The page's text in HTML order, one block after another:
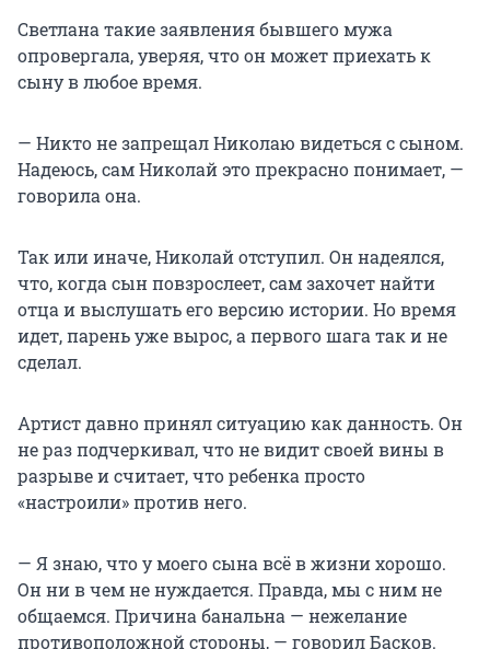
Светлана такие заявления бывшего мужа
опровергала, уверяя, что он может приехать к
сыну в любое время.
— Никто не запрещал Николаю видеться с сыном.
Надеюсь, сам Николай это прекрасно понимает, —
говорила она.
Так или иначе, Николай отступил. Он надеялся,
что, когда сын повзрослеет, сам захочет найти
отца и выслушать его версию истории. Но время
идет, парень уже вырос, а первого шага так и не
сделал.
Артист давно принял ситуацию как данность. Он
не раз подчеркивал, что не видит своей вины в
разрыве и считает, что ребенка просто
«настроили» против него.
— Я знаю, что у моего сына всё в жизни хорошо.
Он ни в чем не нуждается. Правда, мы с ним не
общаемся. Причина банальна — нежелание
противоположной стороны, — говорил Басков.